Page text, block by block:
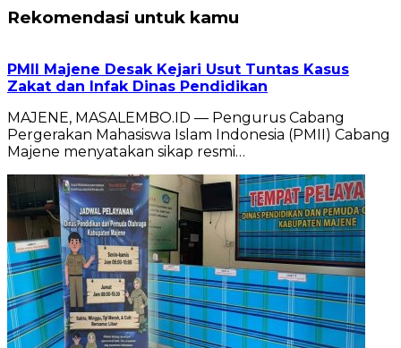
Rekomendasi untuk kamu
PMII Majene Desak Kejari Usut Tuntas Kasus
Zakat dan Infak Dinas Pendidikan
MAJENE, MASALEMBO.ID — Pengurus Cabang
Pergerakan Mahasiswa Islam Indonesia (PMII) Cabang
Majene menyatakan sikap resmi…